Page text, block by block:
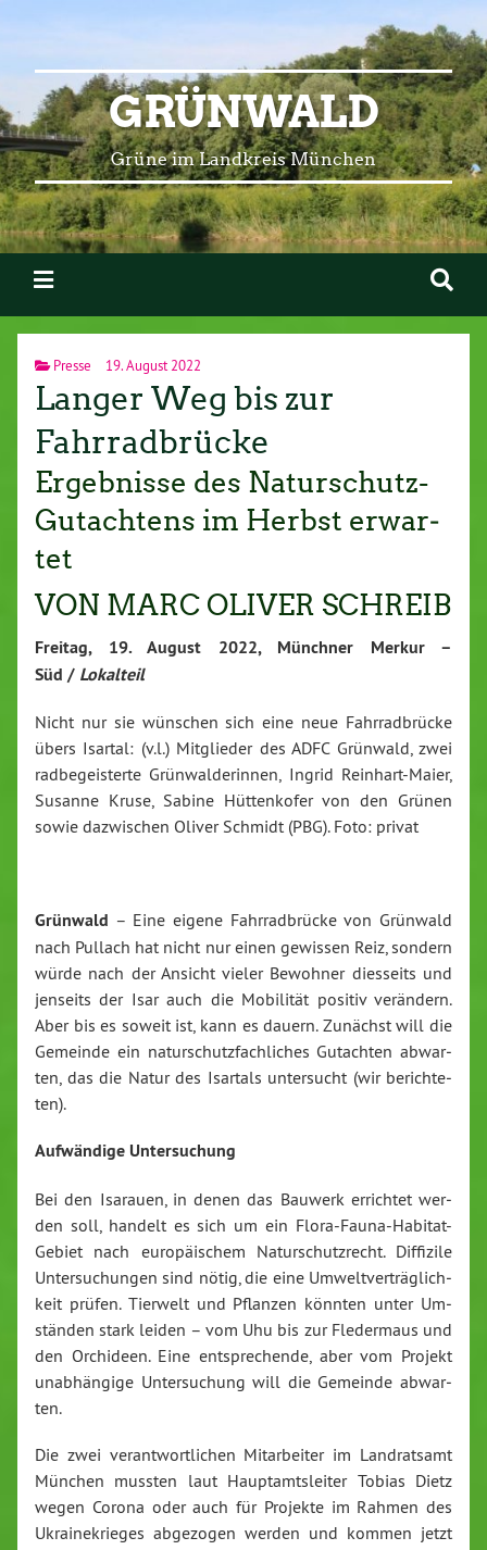
GRÜNWALD
Grüne im Landkreis München
Presse 19. August 2022
Langer Weg bis zur
Fahrradbrücke
Er­geb­nis­se des Na­tur­schutz-
Gut­ach­tens im Herbst er­war­
tet
VON MARC OLI­VER SCHREIB
Freitag, 19. August 2022, Münchner Merkur –
Süd / Lokalteil
Nicht nur sie wünschen sich eine neue Fahrradbrücke
übers Isartal: (v.l.) Mitglieder des ADFC Grünwald, zwei
radbegeisterte Grünwalderinnen, Ingrid Reinhart-Maier,
Susanne Kruse, Sabine Hüttenkofer von den Grünen
sowie dazwischen Oliver Schmidt (PBG). Foto: privat
Grün­wald – Eine ei­ge­ne Fahr­rad­brü­cke von Grün­wald
nach Pul­lach hat nicht nur einen ge­wis­sen Reiz, son­dern
würde nach der An­sicht vie­ler Be­woh­ner dies­seits und
jen­seits der Isar auch die Mo­bi­li­tät po­si­tiv ver­än­dern.
Aber bis es so­weit ist, kann es dau­ern. Zu­nächst will die
Ge­mein­de ein na­tur­schutz­fach­li­ches Gut­ach­ten ab­war­
ten, das die Natur des Isar­tals un­ter­sucht (wir be­rich­te­
ten).
Auf­wän­di­ge Un­ter­su­chung
Bei den Isarau­en, in denen das Bau­werk er­rich­tet wer­
den soll, han­delt es sich um ein Flora-Fauna-Ha­bi­tat-
Ge­biet nach eu­ro­päi­schem Na­tur­schutz­recht. Dif­fi­zi­le
Un­ter­su­chun­gen sind nötig, die eine Um­welt­ver­träg­lich­
keit prü­fen. Tier­welt und Pflan­zen könn­ten unter Um­
stän­den stark lei­den – vom Uhu bis zur Fle­der­maus und
den Or­chi­de­en. Eine ent­spre­chen­de, aber vom Pro­jekt
un­ab­hän­gi­ge Un­ter­su­chung will die Ge­mein­de ab­war­
ten.
Die zwei ver­ant­wort­li­chen Mit­ar­bei­ter im Land­rats­amt
Mün­chen muss­ten laut Haupt­amts­lei­ter To­bi­as Dietz
wegen Co­ro­na oder auch für Pro­jek­te im Rah­men des
Ukrai­ne­krie­ges ab­ge­zo­gen wer­den und kom­men jetzt